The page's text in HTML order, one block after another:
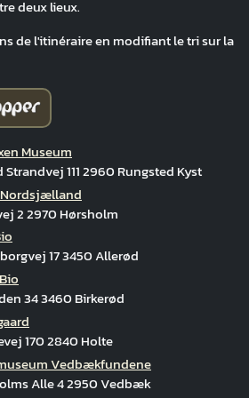
deux lieux.
de l'itinéraire en modifiant le tri sur la
Museum
Strandvej 111 2960 Rungsted Kyst
2 2970 Hørsholm
17 3450 Allerød
34 3460 Birkerød
170 2840 Holte
Vedbækfundene
Alle 4 2950 Vedbæk